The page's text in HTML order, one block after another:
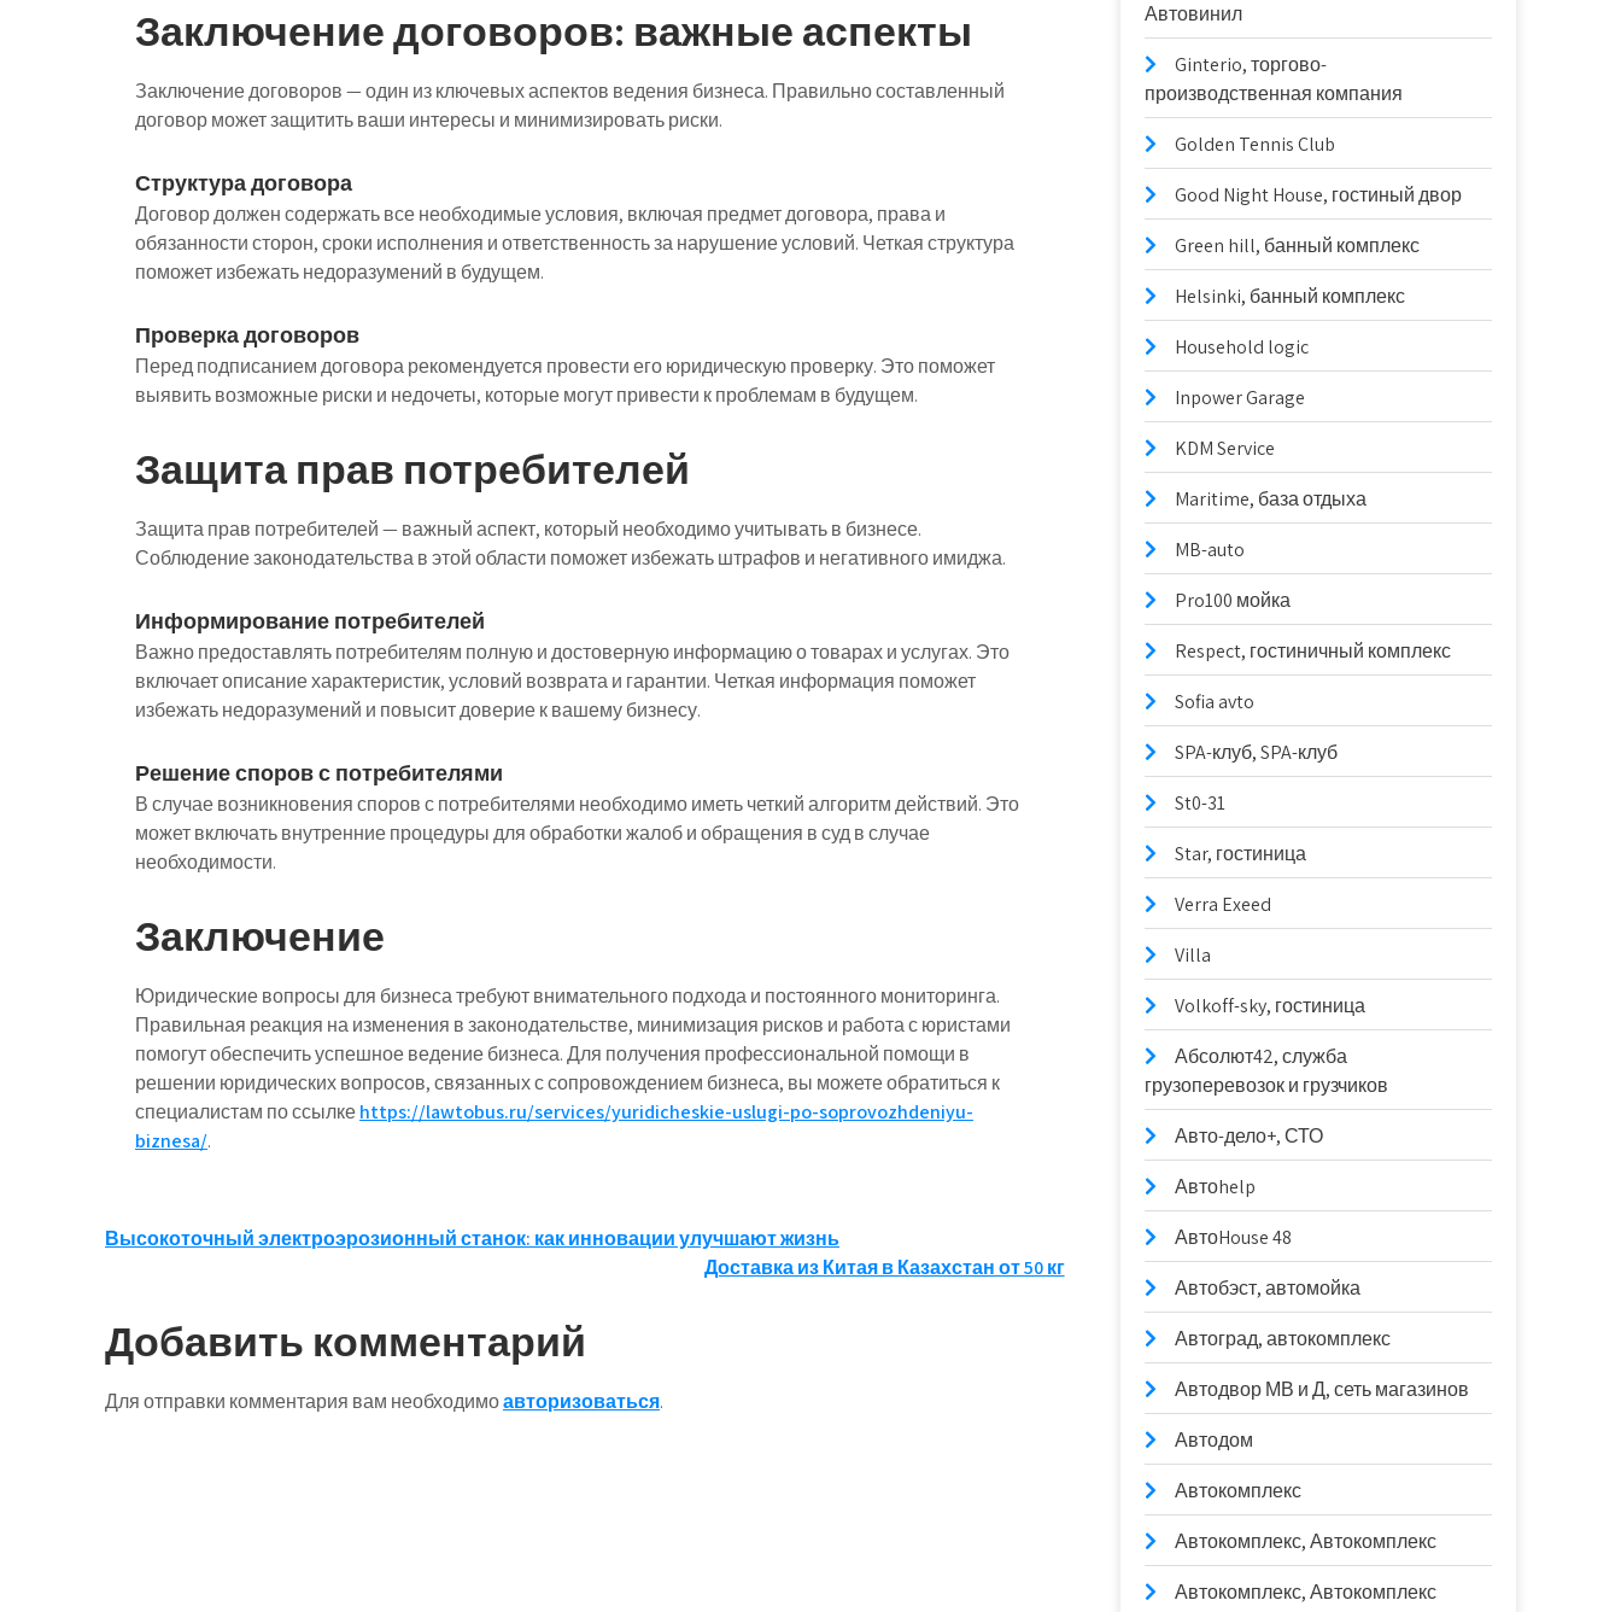
Заключение договоров: важные аспекты
Заключение договоров — один из ключевых аспектов ведения бизнеса. Правильно составленный
договор может защитить ваши интересы и минимизировать риски.
Структура договора
Договор должен содержать все необходимые условия, включая предмет договора, права и
обязанности сторон, сроки исполнения и ответственность за нарушение условий. Четкая структура
поможет избежать недоразумений в будущем.
Проверка договоров
Перед подписанием договора рекомендуется провести его юридическую проверку. Это поможет
выявить возможные риски и недочеты, которые могут привести к проблемам в будущем.
Защита прав потребителей
Защита прав потребителей — важный аспект, который необходимо учитывать в бизнесе.
Соблюдение законодательства в этой области поможет избежать штрафов и негативного имиджа.
Информирование потребителей
Важно предоставлять потребителям полную и достоверную информацию о товарах и услугах. Это
включает описание характеристик, условий возврата и гарантии. Четкая информация поможет
избежать недоразумений и повысит доверие к вашему бизнесу.
Решение споров с потребителями
В случае возникновения споров с потребителями необходимо иметь четкий алгоритм действий. Это
может включать внутренние процедуры для обработки жалоб и обращения в суд в случае
необходимости.
Заключение
Юридические вопросы для бизнеса требуют внимательного подхода и постоянного мониторинга.
Правильная реакция на изменения в законодательстве, минимизация рисков и работа с юристами
помогут обеспечить успешное ведение бизнеса. Для получения профессиональной помощи в
решении юридических вопросов, связанных с сопровождением бизнеса, вы можете обратиться к
специалистам по ссылкеhttps://lawtobus.ru/services/yuridicheskie-uslugi-po-soprovozhdeniyu-
biznesa/.
Навигация
записям
Высокоточный электроэрозионный станок: как инновации улучшают жизнь
Доставка из Китая в Казахстан от 50 кг
Добавить комментарий
Для отправки комментария вам необходимоавторизоваться.
Автовинил
Ginterio, торгово-
производственная компания
Golden Tennis Club
Good Night House, гостиный двор
Green hill, банный комплекс
Helsinki, банный комплекс
Household logic
Inpower Garage
KDM Service
Maritime, база отдыха
MB-auto
Pro100 мойка
Respect, гостиничный комплекс
Sofia avto
SPA-клуб, SPA-клуб
St0-31
Star, гостиница
Verra Exeed
Villa
Volkoff-sky, гостиница
Абсолют42, служба
грузоперевозок и грузчиков
Авто-дело+, СТО
Автоhelp
АвтоHouse 48
Автобэст, автомойка
Автоград, автокомплекс
Автодвор МВ и Д, сеть магазинов
Автодом
Автокомплекс
Автокомплекс, Автокомплекс
Автокомплекс, Автокомплекс